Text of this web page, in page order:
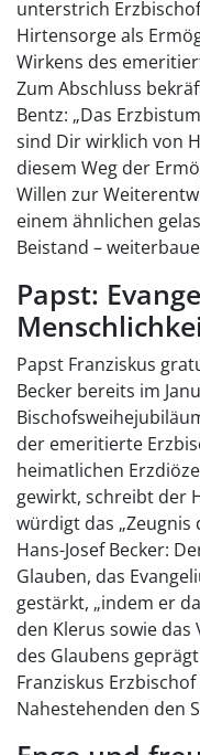
unterstrich
Hirtensorge als
Wirkens des
Zum Abschluss
Bentz: „Das
sind Dir wirklich von
diesem Weg der
Willen zur
einem ähnlichen
Beistand –
Papst:
Papst Franziskus
Becker bereits im
der emeritierte
heimatlichen
gewirkt, schreibt der
würdigt das „Zeugnis
Hans-Josef Becker:
Glauben, das
gestärkt, „indem er
den Klerus sowie das
des Glaubens
Franziskus
Nahestehenden den